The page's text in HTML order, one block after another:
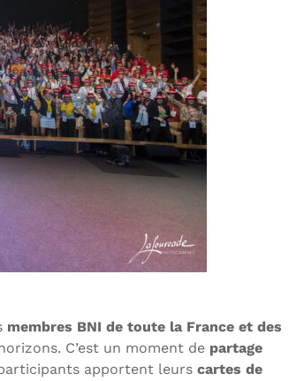
membres BNI de toute la France et des
C’est un moment departage
apportent leurs cartes de